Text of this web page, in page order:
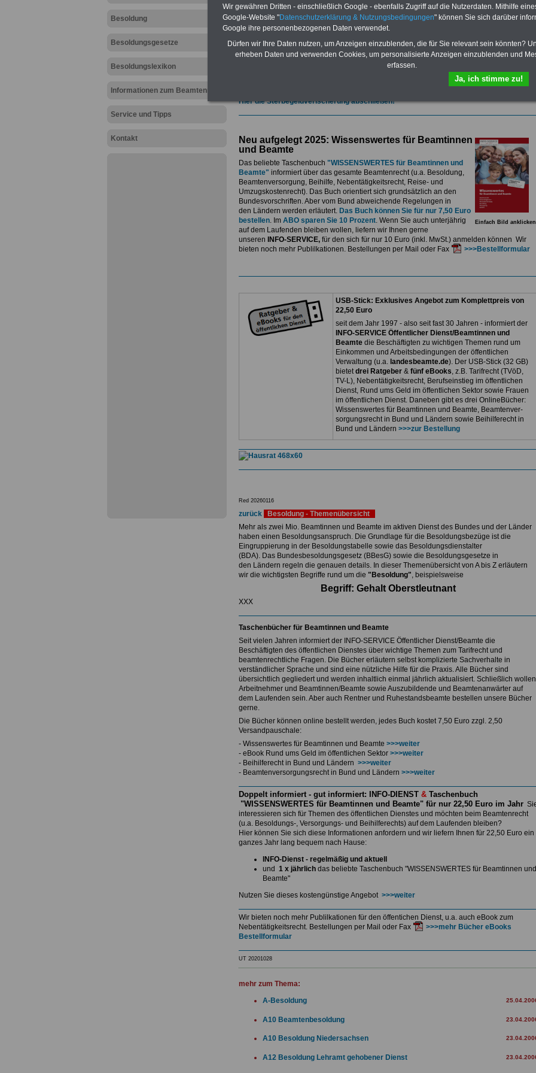
Besoldung
Besoldungsgesetze
Besoldungslexikon
Informationen zum Beamtenrecht
Service und Tipps
Kontakt
und ausdrucken:Wissenswertes zum Beamtenrecht, Besoldung, Versorgung,
Beihilfe sowieNebentätigkeitsrecht, Tarifrecht, Berufseinstieg und Frauen im
öffentlichen Dienst>>>mehr Informationen
ACHTUNG Nachzahlung für alle Beamtinnen und Beamten des Bundes wegen
amtsangemessener Alimentation
Teilweise 5-stellige Nachzahlungen für Beamtinnen & Beamte im Bund (mit Bahn,
Post, Telekom und Postbank) sowwie einigen Ländern durch die Neuordnung der
>>>zur (Vor)Bestellung
Hier die Sterbegeldverischerung abschließen!
Einfach Bild anklicken
Neu aufgelegt 2025: Wissenswertes für Beamtinnen
und Beamte
Das beliebte Taschenbuch "WISSENSWERTES für Beamtinnen und
Beamte" informiert über das gesamte Beamtenrecht (u.a. Besoldung,
Beamtenversorgung, Beihilfe, Nebentätigkeitsrecht, Reise- und
Umzugskostenrecht). Das Buch orientiert sich grundsätzlich an den
Bundesvorschriften. Aber vom Bund abweichende Regelungen in
den Ländern werden erläutert. Das Buch können Sie für nur 7,50 Euro
bestellen. Im ABO sparen Sie 10 Prozent. Wenn Sie auch unterjährig
auf dem Laufenden bleiben wollen, liefern wir Ihnen gerne
unseren
INFO-SERVICE, für den sich für nur 10 Euro (inkl. MwSt.) anmelden können Wir
bieten noch mehr Publilkationen. Bestellungen per Mail oder Fax
>>>Bestellformular
USB-Stick: Exklusives Angebot zum Komplettpreis von
22,50 Euro
seit dem Jahr 1997 - also seit fast 30 Jahren - informiert der
INFO-SERVICE Öffentlicher Dienst/Beamtinnen und
Beamtedie Beschäftigten zu wichtigen Themen rund um
Einkommen und Arbeitsbedingungen der öffentlichen
Verwaltung (u.a. landesbeamte.de). Der USB-Stick (32 GB)
bietetdrei Ratgeber& fünf eBooks, z.B. Tarifrecht (TVöD,
TV-L), Nebentätigkeitsrecht, Berufseinstieg im öffentlichen
Dienst, Rund ums Geld im öffentlichen Sektor sowie Frauen
im öffentlichen Dienst. Daneben gibt es drei OnlineBücher:
Wissenswertes für Beamtinnen und Beamte, Beamtenver-
sorgungsrecht in Bund und Ländern sowie Beihilferecht in
Bund und Ländern >>>zur Bestellung
Red 20260116
zurück
Besoldung - Themenübersicht
Mehr als zwei Mio. Beamtinnen und Beamte im aktiven Dienst des Bundes und der Länder
haben einen Besoldungsanspruch. Die Grundlage für die Besoldungsbezüge ist die
Eingruppierung in der Besoldungstabelle sowie das Besoldungsdienstalter
(BDA). Das Bundesbesoldungsgesetz (BBesG) sowie die Besoldungsgesetze in
den Ländern regeln die genauen details. In dieser Themenübersicht von A bis Z erläutern
wir die wichtigsten Begriffe rund um die "Besoldung", beispielsweise
Begriff: Gehalt Oberstleutnant
XXX
Taschenbücher für Beamtinnen und Beamte
Seit vielen Jahren informiert der INFO-SERVICE Öffentlicher Dienst/Beamte die
Beschäftigten des öffentlichen Dienstes über wichtige Themen zum Tarifrecht und
beamtenrechtliche Fragen. Die Bücher erläutern selbst komplizierte Sachverhalte in
verständlicher Sprache und sind eine nützliche Hilfe für die Praxis. Alle Bücher sind
übersichtlich gegliedert und werden inhaltlich einmal jährlich aktualisiert. Schließlich wollen
Arbeitnehmer und Beamtinnen/Beamte sowie Auszubildende und Beamtenanwärter auf
dem Laufenden sein. Aber auch Rentner und Ruhestandsbeamte bestellen unsere Bücher
gerne.
Die Bücher können online bestellt werden, jedes Buch kostet 7,50 Euro zzgl. 2,50
Versandpauschale:
- Wissenswertes für Beamtinnen und Beamte >>>weiter
- eBook Rund ums Geld im öffentlichen Sektor >>>weiter
- Beihilferecht in Bund und Ländern >>>weiter
- Beamtenversorgungsrecht in Bund und Ländern >>>weiter
Doppelt informiert - gut informiert: INFO-DIENST &Taschenbuch
"WISSENSWERTES für Beamtinnen und Beamte" für nur 22,50 Euro im Jahr
interessieren sich für Themen des öffentlichen Dienstes und möchten beim Beamtenrecht
(u.a. Besoldungs-, Versorgungs- und Beihilferechts) auf dem Laufenden bleiben?
Hier können Sie sich diese Informationen anfordern und wir liefern Ihnen für 22,50 Euro ein
ganzes Jahr lang bequem nach Hause:
INFO-Dienst - regelmäßig und aktuell
und 1 x jährlich das beliebte Taschenbuch "WISSENSWERTES für Beamtinnen und
Beamte"
Nutzen Sie dieses kostengünstige Angebot >>>weiter
Wir bieten noch mehr Publilkationen für den öffentichen Dienst, u.a. auch eBook zum
Nebentätigkeitsrecht. Bestellungen per Mail oder Fax
>>>mehr Bücher eBooks
Bestellformular
UT 20201028
mehr zum Thema:
A-Besoldung
A10 Beamtenbesoldung
A10 Besoldung Niedersachsen
A12 Besoldung Lehramt gehobener Dienst
Wir gewähren Dritten - einschließlich Google - ebenfalls Zugriff auf die Nutzerdaten. Mithilfe
Google-Website "Datenschutzerklärung & Nutzungsbedingungen" können Sie sich darüber
Google ihre personenbezogenen Daten verwendet.
Dürfen wir Ihre Daten nutzen, um Anzeigen einzublenden, die für Sie relevant sein könnten?
erheben Daten und verwenden Cookies, um personalisierte Anzeigen einzublenden und
erfassen.
Ja, ich stimme zu!